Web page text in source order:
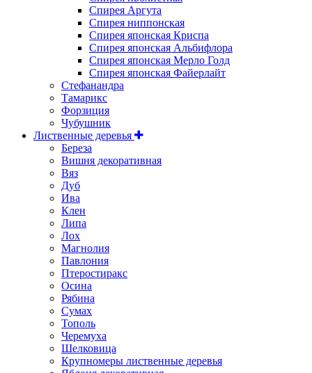
Спирея Аргута
Спирея ниппонская
Спирея японская Криспа
Спирея японская Альбифлора
Спирея японская Мерло Голд
Спирея японская Файерлайт
Стефанандра
Тамарикс
Форзиция
Чубушник
Лиственные деревья
Береза
Вишня декоративная
Вяз
Дуб
Ива
Клен
Липа
Лох
Магнолия
Павлония
Птеростиракс
Осина
Рябина
Сумах
Тополь
Черемуха
Шелковица
Крупномеры лиственные деревья